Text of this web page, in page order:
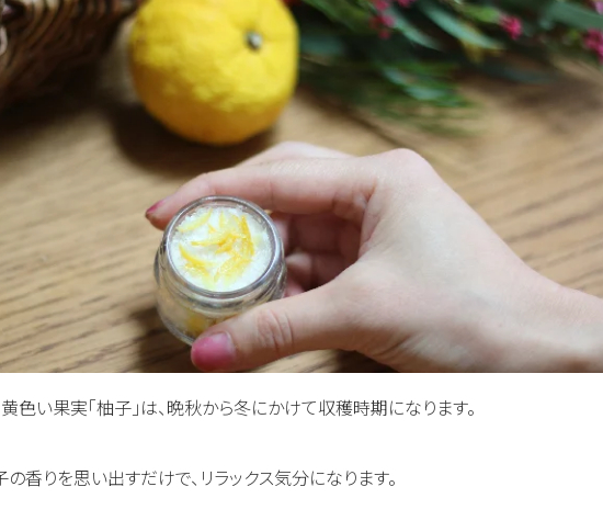
色い果実「柚子」は、晩秋から冬にかけて収穫時期になります。
香りを思い出すだけで、リラックス気分になります。